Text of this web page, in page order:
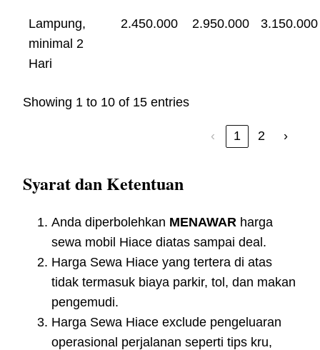
Lampung,
minimal 2
Hari
2.450.000 2.950.000 3.150.000
Showing 1 to 10 of 15 entries
‹ 1 2 ›
Syarat dan Ketentuan
Anda diperbolehkan MENAWAR harga
sewa mobil Hiace diatas sampai deal.
Harga Sewa Hiace yang tertera di atas
tidak termasuk biaya parkir, tol, dan makan
pengemudi.
Harga Sewa Hiace exclude pengeluaran
operasional perjalanan seperti tips kru,